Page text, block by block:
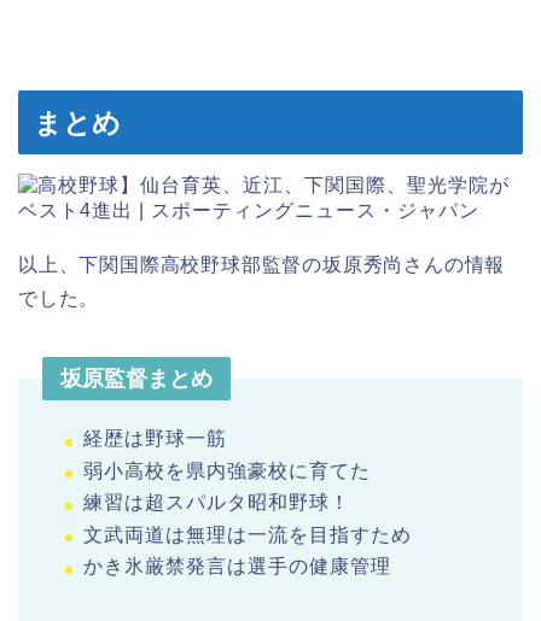
まとめ
以上、下関国際高校野球部監督の坂原秀尚さんの情報
でした。
坂原監督まとめ
経歴は野球一筋
弱小高校を県内強豪校に育てた
練習は超スパルタ昭和野球！
文武両道は無理は一流を目指すため
かき氷厳禁発言は選手の健康管理